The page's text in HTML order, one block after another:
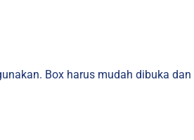
Box harus mudah dibuka